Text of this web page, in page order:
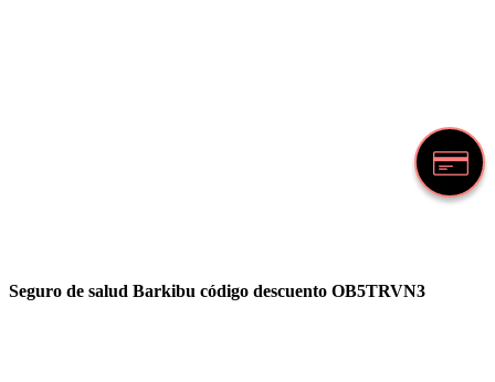
Seguro de salud Barkibu código descuento OB5TRVN3